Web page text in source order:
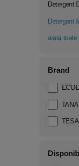
Detergent
Detergent
arata toate
Brand
TANA
TESA